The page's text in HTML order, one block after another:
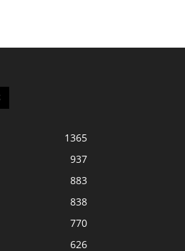
1365
937
883
838
770
626